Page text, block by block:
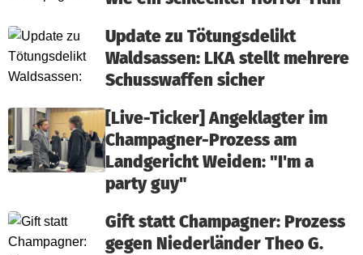
Update zu Tötungsdelikt
Waldsassen: LKA stellt mehrere
Schusswaffen sicher
[Live-Ticker] Angeklagter im
Champagner-Prozess am
Landgericht Weiden: "I'm a
party guy"
Gift statt Champagner: Prozess
gegen Niederländer Theo G.